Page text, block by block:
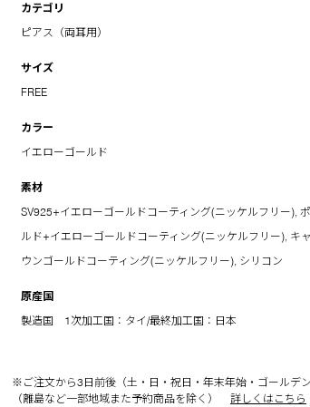
カテゴリ
ピアス（両耳用）
サイズ
FREE
カラー
イエローゴールド
素材
SV925+イエローゴールドコーティング(ニッケルフリー),
ルド+イエローゴールドコーティング(ニッケルフリー), キ
ウンゴールドコーティング(ニッケルフリー), シリコン
原産国
製造国 1次加工国：タイ/最終加工国：日本
※ご注文から3日前後（土・日・祝日・年末年始・ゴールデ
（離島など一部地域また予約商品を除く）
詳しくはこちら